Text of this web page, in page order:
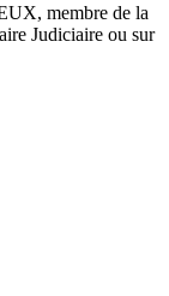
membre de la
Judiciaire ou sur